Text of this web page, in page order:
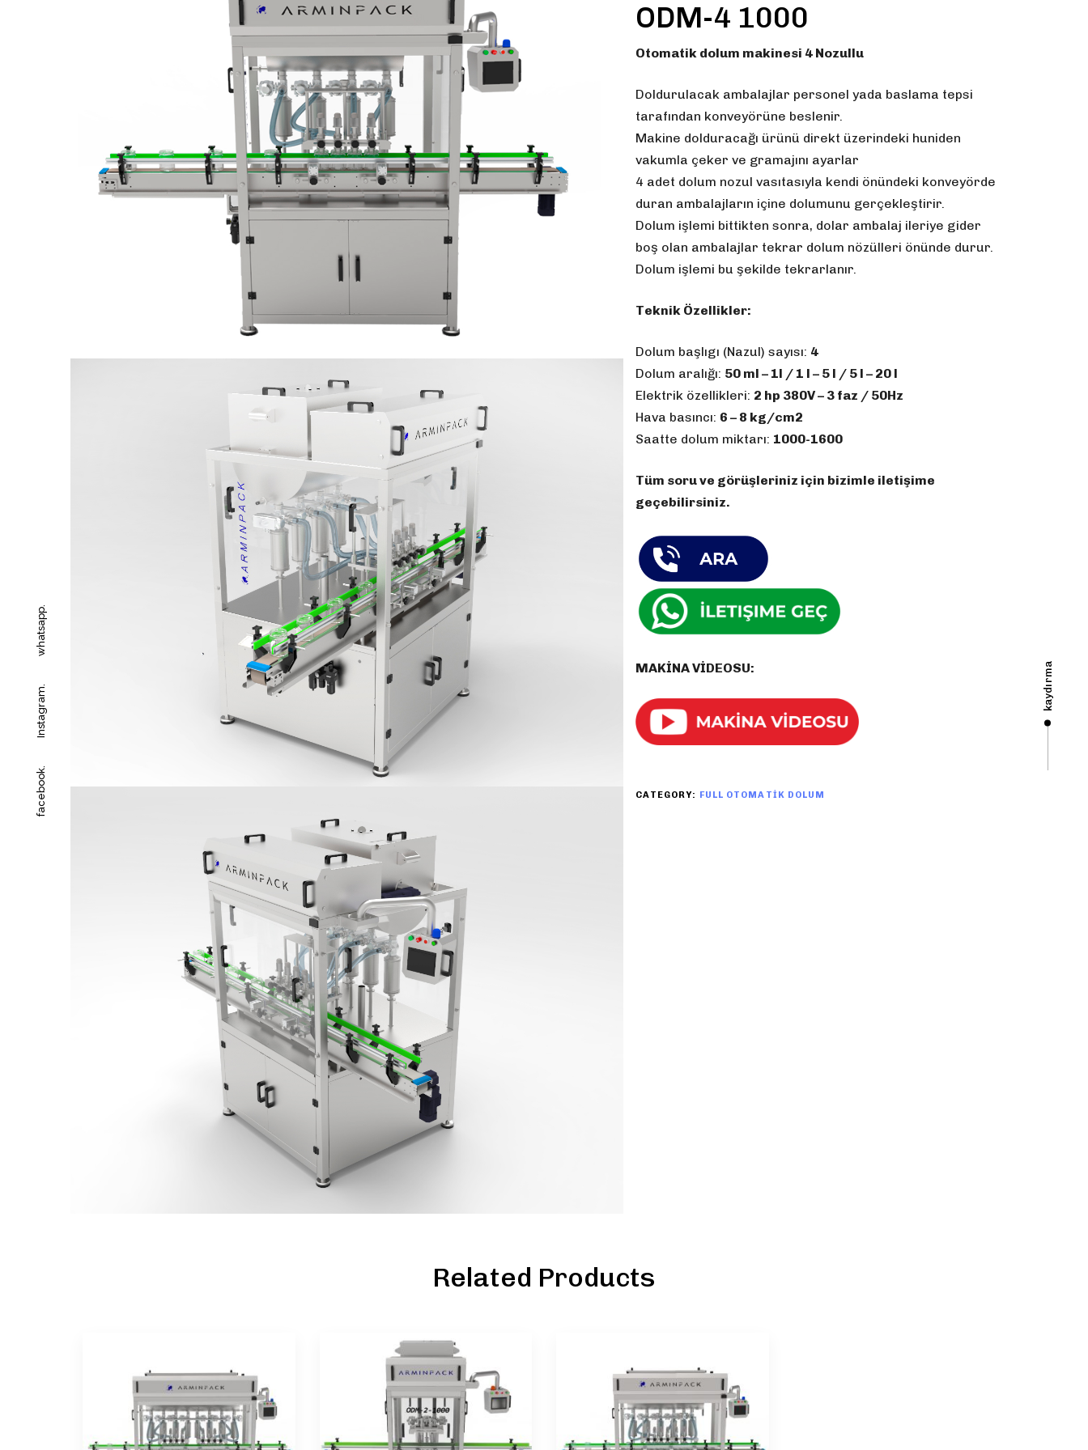
kaydırma
facebook.
Instagram.
whatsapp.
ODM-4 1000
Otomatik dolum makinesi 4 Nozullu
Doldurulacak ambalajlar personel yada baslama tepsi
tarafından konveyörüne beslenir.
Makine dolduracağı ürünü direkt üzerindeki huniden
vakumla çeker ve gramajını ayarlar
4 adet dolum nozul vasıtasıyla kendi önündeki konveyörde
duran ambalajların içine dolumunu gerçekleştirir.
Dolum işlemi bittikten sonra, dolar ambalaj ileriye gider
boş olan ambalajlar tekrar dolum nözülleri önünde durur.
Dolum işlemi bu şekilde tekrarlanır.
Teknik Özellikler:
Dolum başlıgı (Nazul) sayısı: 4
Dolum aralığı: 50 ml – 1l / 1 l – 5 l / 5 l – 20 l
Elektrik özellikleri: 2 hp 380V – 3 faz / 50Hz
Hava basıncı: 6 – 8 kg/cm2
Saatte dolum miktarı: 1000-1600
Tüm soru ve görüşleriniz için bizimle iletişime
geçebilirsiniz.
MAKİNA VİDEOSU:
CATEGORY: FULL OTOMATIK DOLUM
Related Products